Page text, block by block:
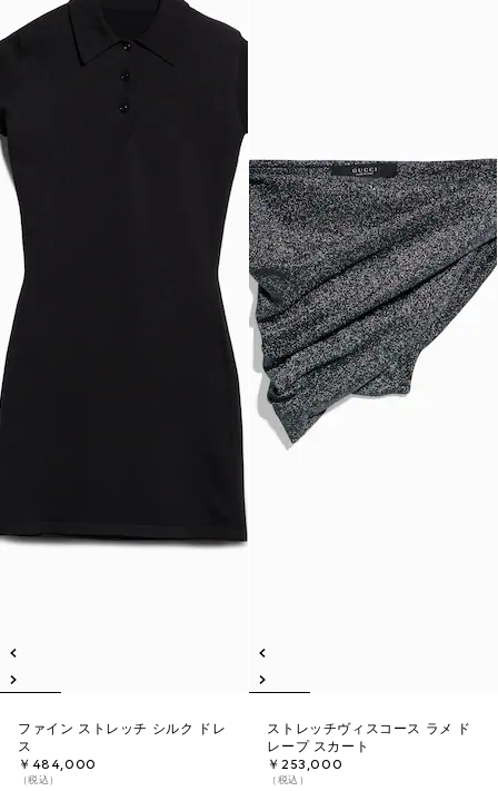
ファイン ストレッチ シルク ドレ
ス
￥484,000
（税込）
ストレッチヴィスコース ラメ ド
レープ スカート
￥253,000
（税込）